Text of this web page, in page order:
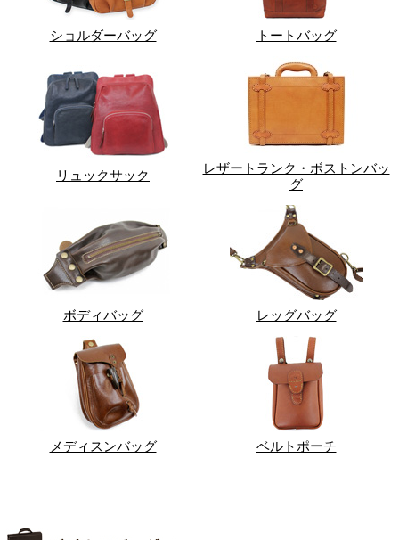
ショルダーバッグ トートバッグ
リュックサック
レザートランク・ボストンバッ
グ
ボディバッグ レッグバッグ
メディスンバッグ ベルトポーチ